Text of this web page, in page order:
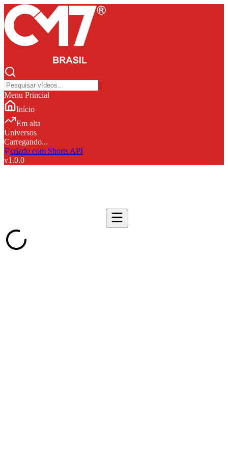
Menu Princial
Início
Em alta
Universos
Carregando...
criado com Shorts API
v1.0.0